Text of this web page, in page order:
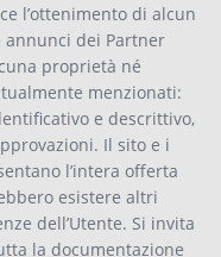
l’ottenimento di alcun
dei Partner
proprietà né
menzionati:
e descrittivo,
Il sito e i
l’intera offerta
esistere altri
dell’Utente. Si invita
la documentazione